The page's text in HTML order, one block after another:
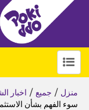
منزل / جميع / اخبار
سوء الفهم بشأن